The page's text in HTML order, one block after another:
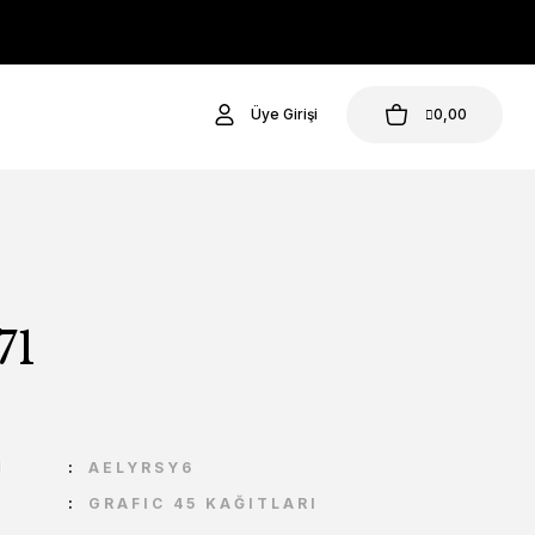
Üye Girişi 0,00
AELYRSY6
GRAFIC 45 KAĞITLARI